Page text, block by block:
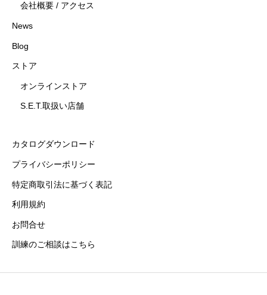
会社概要 / アクセス
News
Blog
ストア
オンラインストア
S.E.T.取扱い店舗
カタログダウンロード
プライバシーポリシー
特定商取引法に基づく表記
利用規約
お問合せ
訓練のご相談はこちら